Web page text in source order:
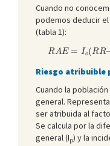
Cuando no
podemos deducir el
(tabla 1):
RAE = Io(RR
E=I o(RR
Riesgo atribuible
Cuando la
general.
ser atribuida al
Se calcula por la
general (Ip) y la